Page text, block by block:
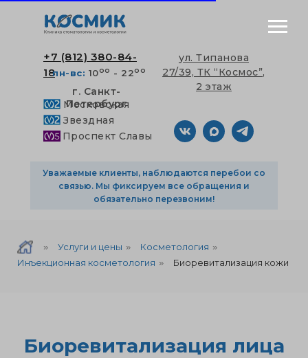
г. Санкт-
Петербург
ул. Типанова
27/39, ТК “Космос”,
2 этаж
+7 (812) 380-84-
18пн-вс: 10оо - 22оо
Проспект Славы
Звездная
Московская
Уважаемые клиенты, наблюдаются перебои со
связью. Мы фиксируем все обращения и
обязательно перезвоним!
» Услуги и цены » Косметология »
Инъекционная косметология » Биоревитализация кожи
Биоревитализация лица